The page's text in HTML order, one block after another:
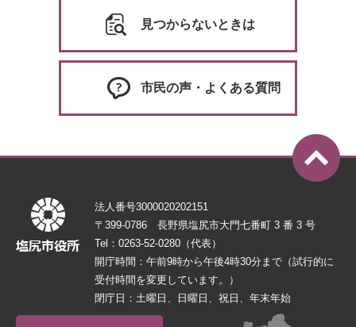
見つからないときは
市民の声・よくある質問
法人番号3000020202151
〒399-0786 長野県塩尻市大門七番町 3 番 3 号
Tel：0263-52-0280（代表）
開庁時間：午前9時から午後4時30分まで（試行的に
受付時間を変更しています。）
閉庁日：土曜日、日曜日、祝日、年末年始